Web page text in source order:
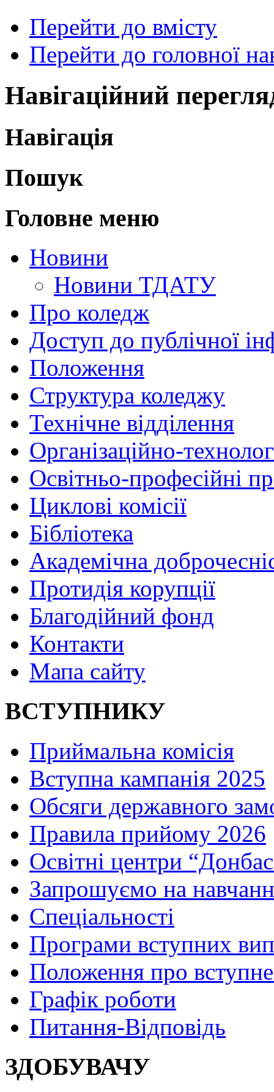
Перейти до вмісту
Перейти до головної
Навігаційний
Навігація
Пошук
Головне меню
Новини
Новини ТДАТУ
Про коледж
Доступ до публічної
Положення
Структура коледжу
Технічне відділення
Організаційно-
Освітньо-професійні
Циклові комісії
Бібліотека
Академічна
Протидія корупції
Благодійний фонд
Контакти
Мапа сайту
ВСТУПНИКУ
Приймальна комісія
Вступна кампанія 2025
Обсяги державного
Правила прийому 2026
Освітні центри
Запрошуємо на
Спеціальності
Програми вступних
Положення про
Графік роботи
Питання-Відповідь
ЗДОБУВАЧУ